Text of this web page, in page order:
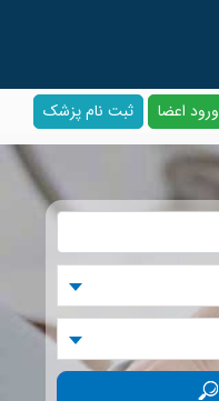
ورود اعضا ثبت نام پزشک